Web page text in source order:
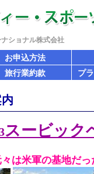
ショナル株式会社
お申込方法
旅行業約款 プ
スービック
は米軍の基地だっ